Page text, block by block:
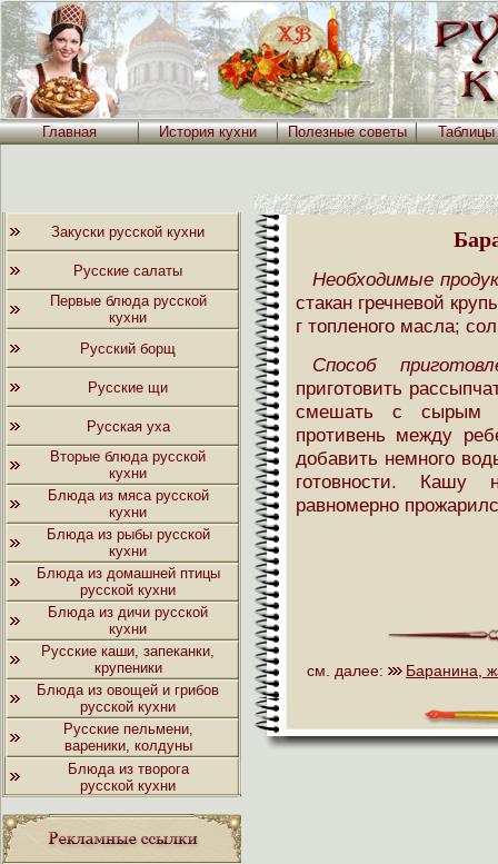
Главная История кухни Полезные советы
Закуски русской кухни
Русские салаты
Первые блюда русской
кухни
Русский борщ
Русские щи
Русская уха
Вторые блюда русской
кухни
Блюда из мяса русской
кухни
Блюда из рыбы русской
кухни
Блюда из домашней птицы
русской кухни
Блюда из дичи русской
кухни
Русские каши, запеканки,
крупеники
Блюда из овощей и грибов
русской кухни
Русские пельмени,
вареники, колдуны
Блюда из творога
русской кухни
Необходимые
стакан гречневой
г топленого масла;
Способ
приготовить
смешать с сырым
противень между
добавить немного
готовности. Кашу
равномерно
см. далее: Баранина,